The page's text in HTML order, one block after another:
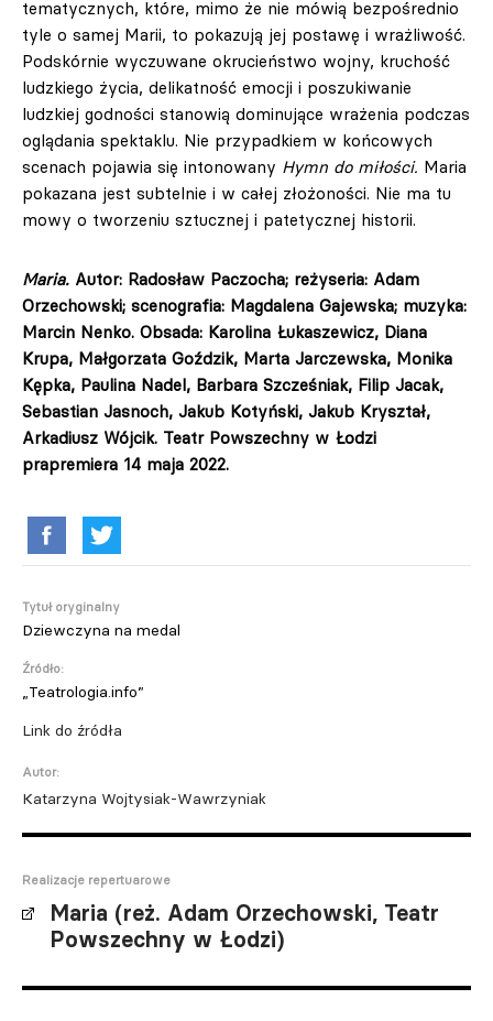
tematycznych, które, mimo że nie mówią bezpośrednio
tyle o samej Marii, to pokazują jej postawę i wrażliwość.
Podskórnie wyczuwane okrucieństwo wojny, kruchość
ludzkiego życia, delikatność emocji i poszukiwanie
ludzkiej godności stanowią dominujące wrażenia podczas
oglądania spektaklu. Nie przypadkiem w końcowych
scenach pojawia się intonowany Hymn do miłości. Maria
pokazana jest subtelnie i w całej złożoności. Nie ma tu
mowy o tworzeniu sztucznej i patetycznej historii.
Maria. Autor: Radosław Paczocha; reżyseria: Adam
Orzechowski; scenografia: Magdalena Gajewska; muzyka:
Marcin Nenko. Obsada: Karolina Łukaszewicz, Diana
Krupa, Małgorzata Goździk, Marta Jarczewska, Monika
Kępka, Paulina Nadel, Barbara Szcześniak, Filip Jacak,
Sebastian Jasnoch, Jakub Kotyński, Jakub Kryształ,
Arkadiusz Wójcik. Teatr Powszechny w Łodzi
prapremiera 14 maja 2022.
Tytuł oryginalny
Dziewczyna na medal
Źródło:
„Teatrologia.info”
Link do źródła
Autor:
Katarzyna Wojtysiak-Wawrzyniak
Realizacje repertuarowe
Maria (reż. Adam Orzechowski, Teatr
Powszechny w Łodzi)